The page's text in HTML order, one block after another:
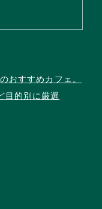
おすすめカフェ。
目的別に厳選